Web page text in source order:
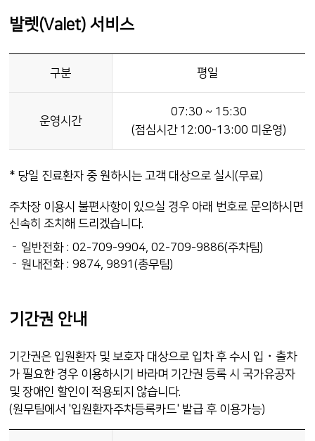
발렛(Valet) 서비스
구분 평일
운영시간
07:30 ~ 15:30
(점심시간 12:00-13:00 미운영)
* 당일 진료환자 중 원하시는 고객 대상으로 실시(무료)
주차장 이용시 불편사항이 있으실 경우 아래 번호로 문의하시면
신속히 조치해 드리겠습니다.
일반전화 : 02-709-9904, 02-709-9886(주차팀)
원내전화 : 9874, 9891(총무팀)
기간권 안내
기간권은 입원환자 및 보호자 대상으로 입차 후 수시 입・출차
가 필요한 경우 이용하시기 바라며 기간권 등록 시 국가유공자
및 장애인 할인이 적용되지 않습니다.
(원무팀에서 '입원환자주차등록카드' 발급 후 이용가능)